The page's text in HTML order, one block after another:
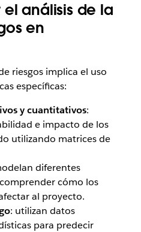
análisis de la
en
riesgos implica el uso
específicas:
y cuantitativos:
e impacto de los
utilizando matrices de
diferentes
cómo los
al proyecto.
: utilizan datos
para predecir